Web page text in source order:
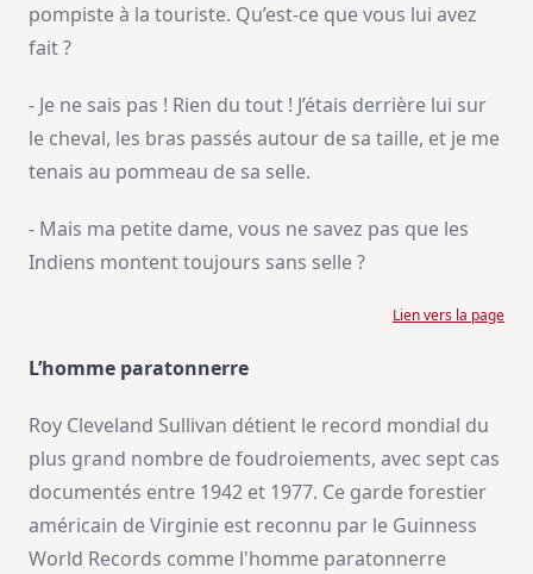
pompiste à la touriste. Qu’est-ce que vous lui avez
fait ?
- Je ne sais pas ! Rien du tout ! J’étais derrière lui sur
le cheval, les bras passés autour de sa taille, et je me
tenais au pommeau de sa selle.
- Mais ma petite dame, vous ne savez pas que les
Indiens montent toujours sans selle ?
Lien vers la page
L’homme paratonnerre
Roy Cleveland Sullivan détient le record mondial du
plus grand nombre de foudroiements, avec sept cas
documentés entre 1942 et 1977. Ce garde forestier
américain de Virginie est reconnu par le Guinness
World Records comme l'homme paratonnerre